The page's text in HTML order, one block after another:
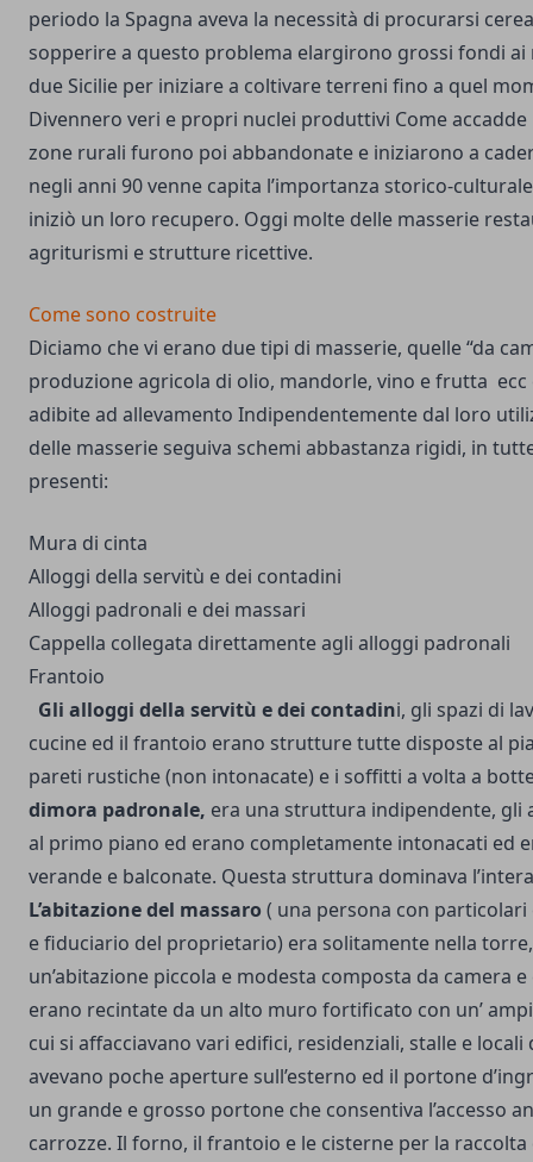
periodo la Spagna aveva la necessità di procurarsi
sopperire a questo problema elargirono grossi fondi
due Sicilie per iniziare a coltivare terreni fino a quel
Divennero veri e propri nuclei produttivi Come
zone rurali furono poi abbandonate e iniziarono a
negli anni 90 venne capita l’importanza storico-
iniziò un loro recupero. Oggi molte delle masserie
agriturismi e strutture ricettive.
Come sono costruite
Diciamo che vi erano due tipi di masserie, quelle “da
produzione agricola di olio, mandorle, vino e frutta ecc
adibite ad allevamento Indipendentemente dal loro
delle masserie seguiva schemi abbastanza rigidi, in
presenti:
Mura di cinta
Alloggi della servitù e dei contadini
Alloggi padronali e dei massari
Cappella collegata direttamente agli alloggi padronali
Frantoio
Gli alloggi della servitù e dei contadini, gli spazi di
cucine ed il frantoio erano strutture tutte disposte al
pareti rustiche (non intonacate) e i soffitti a volta a
dimora padronale, era una struttura indipendente, gli
al primo piano ed erano completamente intonacati ed
verande e balconate. Questa struttura dominava
L’abitazione del massaro ( una persona con
e fiduciario del proprietario) era solitamente nella
un’abitazione piccola e modesta composta da camera
erano recintate da un alto muro fortificato con un’
cui si affacciavano vari edifici, residenziali, stalle e
avevano poche aperture sull’esterno ed il portone
un grande e grosso portone che consentiva l’accesso
carrozze. Il forno, il frantoio e le cisterne per la raccolta